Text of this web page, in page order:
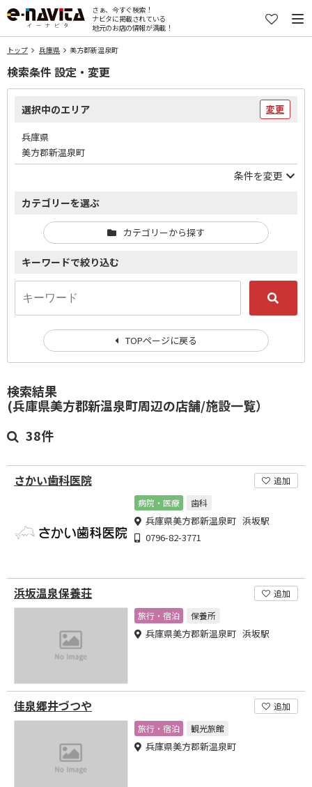
さぁ、今すぐ検索！
ナビタに掲載されている
地元のお店の情報が満載！
トップ 兵庫県 美方郡新温泉町
検索結果
(兵庫県美方郡新温泉町周辺の店舗/施設一覧）
38件
さかい歯科医院
追加
病院・医療
歯科
兵庫県美方郡新温泉町 浜坂駅
0796-82-3771
浜坂温泉保養荘
追加
旅行・宿泊
保養所
兵庫県美方郡新温泉町 浜坂駅
佳泉郷井づつや
追加
旅行・宿泊
観光旅館
兵庫県美方郡新温泉町
検索条件 設定・変更
選択中のエリア 変更
兵庫県
美方郡新温泉町
条件を変更
カテゴリーを選ぶ
カテゴリーから探す
キーワードで絞り込む
TOPページに戻る